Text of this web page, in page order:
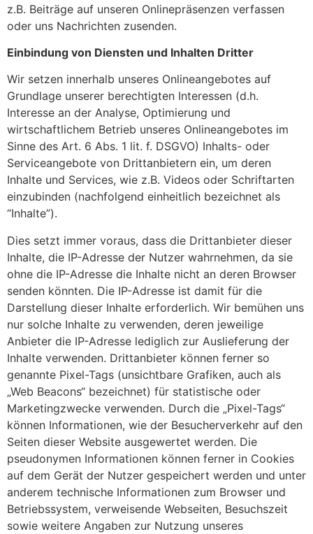
z.B. Beiträge auf unseren Onlinepräsenzen verfassen
oder uns Nachrichten zusenden.
Einbindung von Diensten und Inhalten Dritter
Wir setzen innerhalb unseres Onlineangebotes auf
Grundlage unserer berechtigten Interessen (d.h.
Interesse an der Analyse, Optimierung und
wirtschaftlichem Betrieb unseres Onlineangebotes im
Sinne des Art. 6 Abs. 1 lit. f. DSGVO) Inhalts- oder
Serviceangebote von Drittanbietern ein, um deren
Inhalte und Services, wie z.B. Videos oder Schriftarten
einzubinden (nachfolgend einheitlich bezeichnet als
“Inhalte”).
Dies setzt immer voraus, dass die Drittanbieter dieser
Inhalte, die IP-Adresse der Nutzer wahrnehmen, da sie
ohne die IP-Adresse die Inhalte nicht an deren Browser
senden könnten. Die IP-Adresse ist damit für die
Darstellung dieser Inhalte erforderlich. Wir bemühen uns
nur solche Inhalte zu verwenden, deren jeweilige
Anbieter die IP-Adresse lediglich zur Auslieferung der
Inhalte verwenden. Drittanbieter können ferner so
genannte Pixel-Tags (unsichtbare Grafiken, auch als
„Web Beacons“ bezeichnet) für statistische oder
Marketingzwecke verwenden. Durch die „Pixel-Tags“
können Informationen, wie der Besucherverkehr auf den
Seiten dieser Website ausgewertet werden. Die
pseudonymen Informationen können ferner in Cookies
auf dem Gerät der Nutzer gespeichert werden und unter
anderem technische Informationen zum Browser und
Betriebssystem, verweisende Webseiten, Besuchszeit
sowie weitere Angaben zur Nutzung unseres